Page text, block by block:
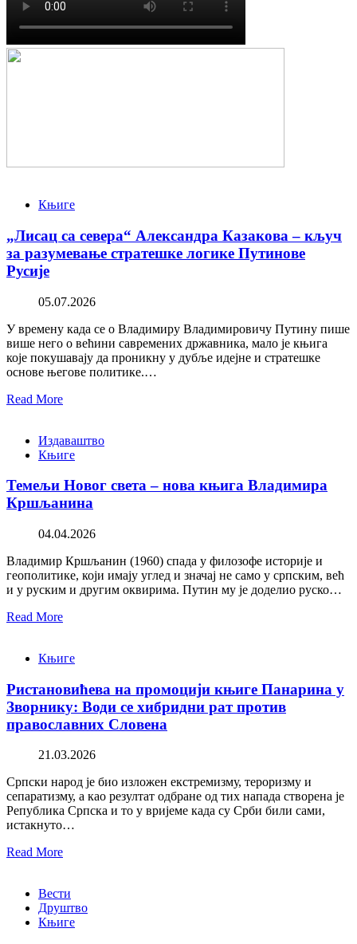
Књиге
„Лисац са севера“ Александра Казакова – кључ
за разумевање стратешке логике Путинове
Русије
05.07.2026
У времену када се о Владимиру Владимировичу Путину пише
више него о већини савремених државника, мало је књига
које покушавају да проникну у дубље идејне и стратешке
основе његове политике.…
Read More
Издаваштво
Књиге
Темељи Новог света – нова књига Владимира
Кршљанина
04.04.2026
Владимир Кршљанин (1960) спада у филозофе историје и
геополитике, који имају углед и значај не само у српским, већ
и у руским и другим оквирима. Путин му је доделио руско…
Read More
Књиге
Ристановићева на промоцији књиге Панарина у
Зворнику: Води се хибридни рат против
православних Словена
21.03.2026
Српски народ је био изложен екстремизму, тероризму и
сепаратизму, а као резултат одбране од тих напада створена је
Република Српска и то у вријеме када су Срби били сами,
истакнуто…
Read More
Вести
Друштво
Књиге